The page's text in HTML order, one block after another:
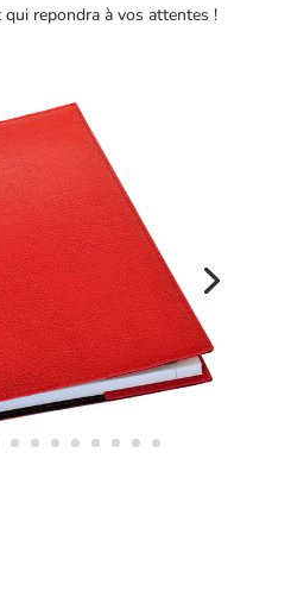
repondra à vos attentes !